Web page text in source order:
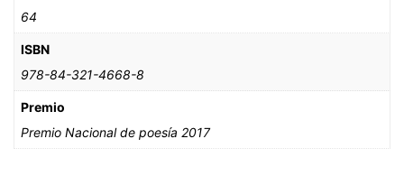
64
ISBN
978-84-321-4668-8
Premio
Premio Nacional de poesía 2017